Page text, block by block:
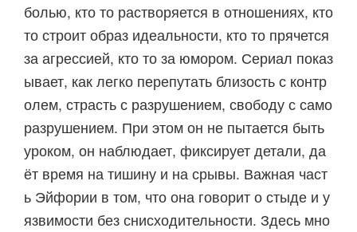
болью, кто то растворяется в отношениях, кто
то строит образ идеальности, кто то прячется
за агрессией, кто то за юмором. Сериал показ
ывает, как легко перепутать близость с контр
олем, страсть с разрушением, свободу с само
разрушением. При этом он не пытается быть
уроком, он наблюдает, фиксирует детали, да
ёт время на тишину и на срывы. Важная част
ь Эйфории в том, что она говорит о стыде и у
язвимости без снисходительности. Здесь мно